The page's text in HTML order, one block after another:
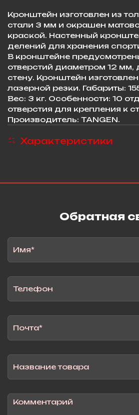
Кронштейн изготовлен из
стали 3 мм и окрашен
краской. Настенный
делений для хранения
В кронштейне
отверстий диаметром 12 мм,
стену. Кронштейн
лазерной резки. Габариты:
Вес: 3 кг. Особенности: 10
отверстия для крепления к
Производитель: TANGEN.
Характеристики
Обратная